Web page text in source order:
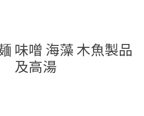
味噌 海藻 木魚製品
及高湯